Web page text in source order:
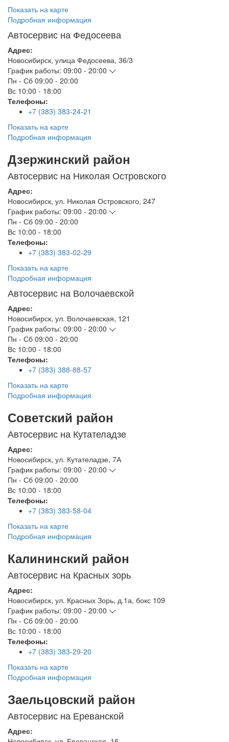
Показать на карте
Подробная информация
Автосервис на Федосеева
Адрес:
Новосибирск, улица Федосеева, 36/3
График работы: 09:00 - 20:00
Пн - Сб 09:00 - 20:00
Вс 10:00 - 18:00
Телефоны:
+7 (383) 383-24-21
Показать на карте
Подробная информация
Дзержинский район
Автосервис на Николая Островского
Адрес:
Новосибирск, ул. Николая Островского, 247
График работы: 09:00 - 20:00
Пн - Сб 09:00 - 20:00
Вс 10:00 - 18:00
Телефоны:
+7 (383) 383-02-29
Показать на карте
Подробная информация
Автосервис на Волочаевской
Адрес:
Новосибирск, ул. Волочаевская, 121
График работы: 09:00 - 20:00
Пн - Сб 09:00 - 20:00
Вс 10:00 - 18:00
Телефоны:
+7 (383) 388-88-57
Показать на карте
Подробная информация
Советский район
Автосервис на Кутателадзе
Адрес:
Новосибирск, ул. Кутателадзе, 7А
График работы: 09:00 - 20:00
Пн - Сб 09:00 - 20:00
Вс 10:00 - 18:00
Телефоны:
+7 (383) 383-58-04
Показать на карте
Подробная информация
Калининский район
Автосервис на Красных зорь
Адрес:
Новосибирск, ул. Красных Зорь, д.1а, бокс 109
График работы: 09:00 - 20:00
Пн - Сб 09:00 - 20:00
Вс 10:00 - 18:00
Телефоны:
+7 (383) 383-29-20
Показать на карте
Подробная информация
Заельцовский район
Автосервис на Ереванской
Адрес: